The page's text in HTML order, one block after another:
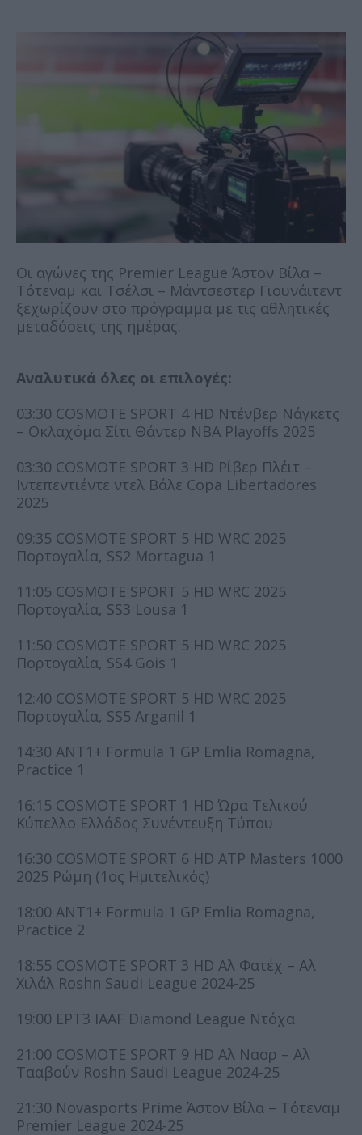
Οι αγώνες της Premier League Άστον Βίλα –
Τότεναμ και Τσέλσι – Μάντσεστερ Γιουνάιτεντ
ξεχωρίζουν στο πρόγραμμα με τις αθλητικές
μεταδόσεις της ημέρας.
Αναλυτικά όλες οι επιλογές:
03:30 COSMOTE SPORT 4 HD Ντένβερ Νάγκετς
– Οκλαχόμα Σίτι Θάντερ NBA Playoffs 2025
03:30 COSMOTE SPORT 3 HD Ρίβερ Πλέιτ –
Ιντεπεντιέντε ντελ Βάλε Copa Libertadores
2025
09:35 COSMOTE SPORT 5 HD WRC 2025
Πορτογαλία, SS2 Mortagua 1
11:05 COSMOTE SPORT 5 HD WRC 2025
Πορτογαλία, SS3 Lousa 1
11:50 COSMOTE SPORT 5 HD WRC 2025
Πορτογαλία, SS4 Gois 1
12:40 COSMOTE SPORT 5 HD WRC 2025
Πορτογαλία, SS5 Arganil 1
14:30 ΑΝΤ1+ Formula 1 GP Emlia Romagna,
Practice 1
16:15 COSMOTE SPORT 1 HD Ώρα Τελικού
Κύπελλο Ελλάδος Συνέντευξη Τύπου
16:30 COSMOTE SPORT 6 HD ATP Masters 1000
2025 Ρώμη (1ος Ημιτελικός)
18:00 ΑΝΤ1+ Formula 1 GP Emlia Romagna,
Practice 2
18:55 COSMOTE SPORT 3 HD Αλ Φατέχ – Αλ
Χιλάλ Roshn Saudi League 2024-25
19:00 ΕΡΤ3 IAAF Diamond League Ντόχα
21:00 COSMOTE SPORT 9 HD Αλ Νασρ – Αλ
Τααβούν Roshn Saudi League 2024-25
21:30 Novasports Prime Άστον Βίλα – Τότεναμ
Premier League 2024-25